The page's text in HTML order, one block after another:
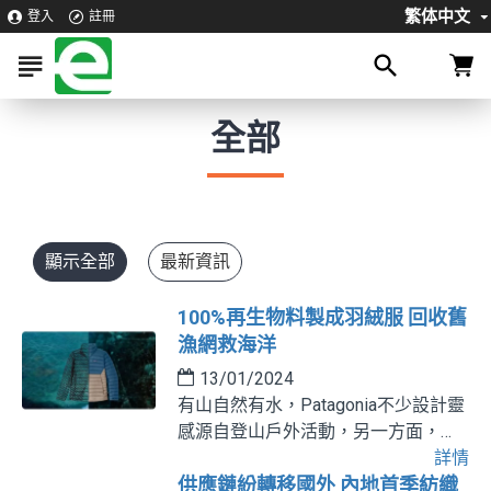
登入 註冊 繁体中文
全部
顯示全部 最新資訊
100%再生物料製成羽絨服 回收舊
漁網救海洋
13/01/2024
有山自然有水，Patagonia不少設計靈
感源自登山戶外活動，另一方面，品
牌也致力保護海洋，其中一個經典
Down Sweater的最新改良版本，便以
詳情
供應鏈紛轉移國外 內地首季紡織